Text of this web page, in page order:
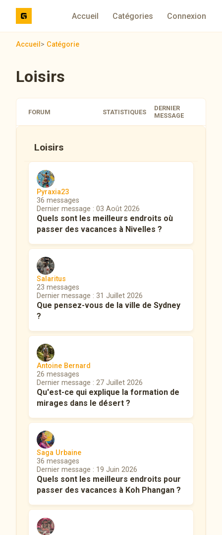
Accueil Catégories Connexion
Accueil > Catégorie
Loisirs
FORUM STATISTIQUES
DERNIER
MESSAGE
Loisirs
Quels sont les meilleurs endroits où
passer des vacances à Nivelles ?
Pyraxia23
36 messages
Dernier message : 03 Août 2026
Que pensez-vous de la ville de Sydney
?
Salaritus
23 messages
Dernier message : 31 Juillet 2026
Qu'est-ce qui explique la formation de
mirages dans le désert ?
Antoine Bernard
26 messages
Dernier message : 27 Juillet 2026
Quels sont les meilleurs endroits pour
passer des vacances à Koh Phangan ?
Saga Urbaine
36 messages
Dernier message : 19 Juin 2026